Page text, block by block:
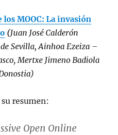
MOOC: La invasión
(Juan José Calderón
Sevilla, Ainhoa Ezeiza –
Mertxe Jimeno Badiola
resumen:
Open Online